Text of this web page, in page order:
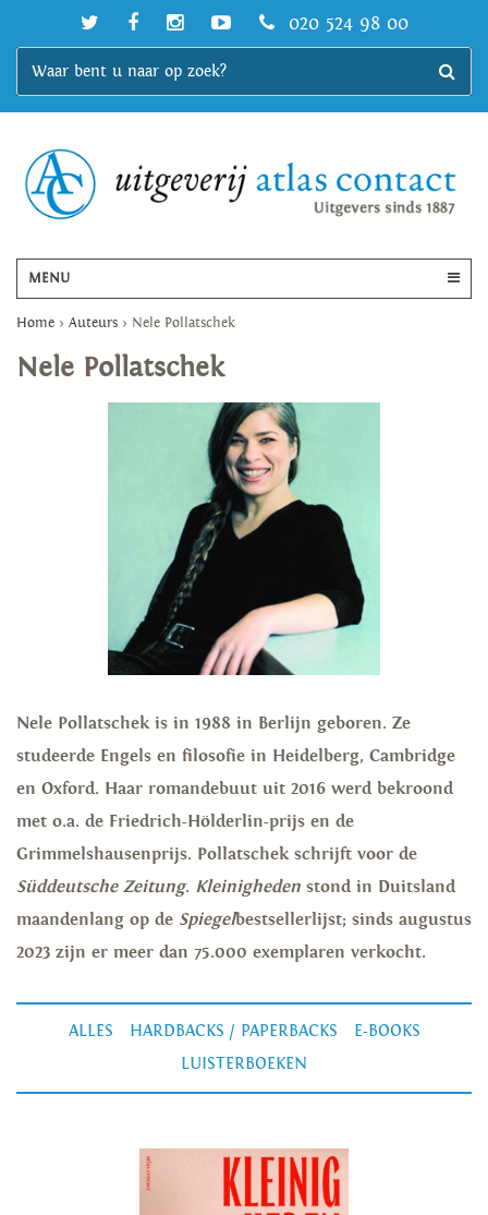
020 524 98 00
MENU
Home > Auteurs > Nele Pollatschek
Nele Pollatschek
Nele Pollatschek is in 1988 in Berlijn geboren. Ze
studeerde Engels en filosofie in Heidelberg, Cambridge
en Oxford. Haar romandebuut uit 2016 werd bekroond
met o.a. de Friedrich-Hölderlin-prijs en de
Grimmelshausenprijs. Pollatschek schrijft voor de
Süddeutsche Zeitung. Kleinigheden stond in Duitsland
maandenlang op de Spiegelbestsellerlijst; sinds augustus
2023 zijn er meer dan 75.000 exemplaren verkocht.
ALLES HARDBACKS / PAPERBACKS
E-BOOKS
LUISTERBOEKEN